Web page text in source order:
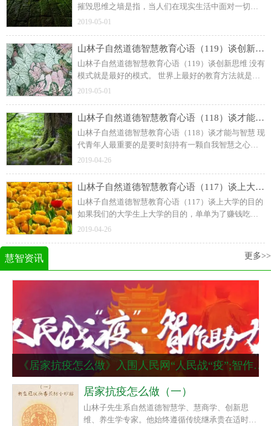
摧毁思维之墙是指，当人们在现实生活中面对一切事
物去进行发现、分析、判断和体悟等思维活动时，为
维障碍对创新思维的阻碍、干扰和破坏 ，所进行的一
系列必须的智慧思维活动。
2019-05-01
山林子自然道德智慧教育心语（119）谈创新思维
山林子自然道德智慧教育心语（119）谈创新思维 没有
模式就是最好的模式。 世界上最好的教育方法就是自
己教育自己。 进行思维革命，摧毁思维之墙。用最少
2019-05-01
​山林子自然道德智慧教育心语（118）谈才能与智慧
山林子自然道德智慧教育心语（118）谈才能与智慧 现
代青年人最重要的是要时刻持有一颗自我智慧之心
灵。才干的全部秘密在于发现和创造，而发现和创造
2019-04-26
山林子自然道德智慧教育心语（117）谈上大学的目的
山林子自然道德智慧教育心语（117）谈上大学的目的
如果我们的大学生上大学的目的，单单为了赚钱吃
饭，我看没有必要上大学。既然大学生现在已经走上
2019-04-26
慧智资讯 更多>>
《居家抗疫怎么做》入围人民网“人民战“疫”;智作助力”活动并获奖
居家抗疫怎么做（一）
山林子先生系自然道德智慧学、慧商学、创新思
维、养生学专家。他始终遵循传统继承贵在适时创